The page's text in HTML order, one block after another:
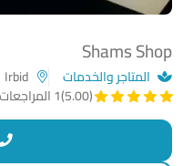
Shams Shop
المتاجر والخدمات
(5.00)
1 المراجعات